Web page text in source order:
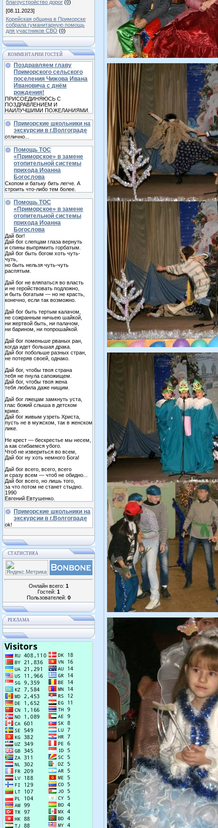
благоустройство дорог (0)
[08.11.2023]
Корейская община в Приморске
собрала гуманитарную помощь
для участников СВО (0)
КОММЕНТАРИИ ГОСТЕЙ
Поздравляем главу
Приморского сельского
поселения Чижова Ивана
Ивановича с днём
рождения!
ПРИСОЕДИНЯЮСЬ С
ПОЗДРАВЛЕНИЕМ И
НАИЛУЧШИМИ ПОЖЕЛАНИЯМИ.
Приморские школьники на
экскурсии в г.Волгограде
отлично...
Помощь ТОС
«Приморское» в замене
отопительной системы
прихода Иоанна
Богослова
Скопом и батьку бить легче. А
строить что-либо тем более.
Помощь ТОС
«Приморское» в замене
отопительной системы
прихода Иоанна
Богослова
Дай бог!
Дай бог слепцам глаза вернуть
и спины выпрямить горбатым.
Дай бог быть богом хоть чуть-
чуть,
но быть нельзя чуть-чуть
распятым.
Дай бог не вляпаться во власть
и не геройствовать подложно,
и быть богатым — но не красть,
конечно, если так возможно.
Дай бог быть тертым калачом,
не сожранным ничьею шайкой,
ни жертвой быть, ни палачом,
ни барином, ни попрошайкой.
Дай бог поменьше рваных ран,
когда идет большая драка.
Дай бог побольше разных стран,
не потеряв своей, однако.
Дай бог, чтобы твоя страна
тебя не пнула сапожищем.
Дай бог, чтобы твоя жена
тебя любила даже нищим.
Дай бог лжецам замкнуть уста,
глас божий слыша в детском
крике.
Дай бог живым узреть Христа,
пусть не в мужском, так в женском
лике.
Не крест — бескрестье мы несем,
а как сгибаемся убого.
Чтоб не извериться во всем,
Дай бог ну хоть немного Бога!
Дай бог всего, всего, всего
и сразу всем — чтоб не обидно...
Дай бог всего, но лишь того,
за что потом не станет стыдно.
1990
Евгений Евтушенко.
Приморские школьники на
экскурсии в г.Волгограде
ok!
СТАТИСТИКА
Онлайн всего: 1
Гостей: 1
Пользователей: 0
РЕКЛАМА